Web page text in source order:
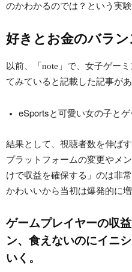
のかわかるのでは？という実
好きとお金のバラ
以前、「note」で、女子ゲー
てみていると記載した記事があ
eSportsと可愛い女の子と
結果として、視聴者数を伸ば
プラットフォームの変更やメ
けで収益を確保する」のは非
かわいいから当初は爆発的に
ゲームプレイヤーの収
ン、食えないのにイニ
いく。